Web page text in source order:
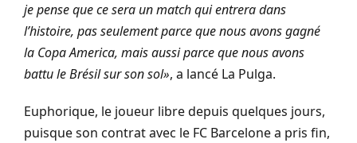
je pense que ce sera un match qui entrera dans
l’histoire, pas seulement parce que nous avons gagné
la Copa America, mais aussi parce que nous avons
battu le Brésil sur son sol», a lancé La Pulga.
Euphorique, le joueur libre depuis quelques jours,
puisque son contrat avec le FC Barcelone a pris fin,